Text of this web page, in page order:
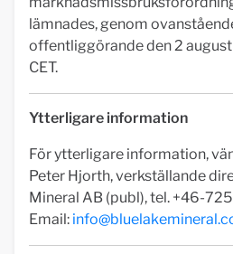
lämnades, genom
offentliggörande den 2
CET.
Ytterligare information
För ytterligare information,
Peter Hjorth, verkställande
Mineral AB (publ), tel. +46-
Email: